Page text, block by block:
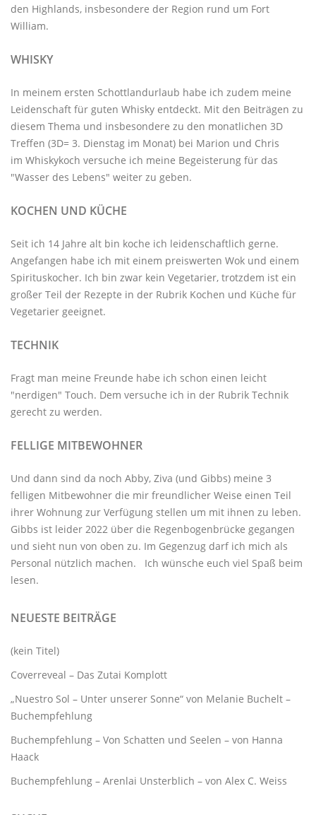
den Highlands, insbesondere der Region rund um Fort
William.
WHISKY
In meinem ersten Schottlandurlaub habe ich zudem meine
Leidenschaft für guten Whisky entdeckt. Mit den Beiträgen zu
diesem Thema und insbesondere zu den monatlichen 3D
Treffen (3D= 3. Dienstag im Monat) bei Marion und Chris
im Whiskykoch versuche ich meine Begeisterung für das
"Wasser des Lebens" weiter zu geben.
KOCHEN UND KÜCHE
Seit ich 14 Jahre alt bin koche ich leidenschaftlich gerne.
Angefangen habe ich mit einem preiswerten Wok und einem
Spirituskocher. Ich bin zwar kein Vegetarier, trotzdem ist ein
großer Teil der Rezepte in der Rubrik Kochen und Küche für
Vegetarier geeignet.
TECHNIK
Fragt man meine Freunde habe ich schon einen leicht
"nerdigen" Touch. Dem versuche ich in der Rubrik Technik
gerecht zu werden.
FELLIGE MITBEWOHNER
Und dann sind da noch Abby, Ziva (und Gibbs) meine 3
felligen Mitbewohner die mir freundlicher Weise einen Teil
ihrer Wohnung zur Verfügung stellen um mit ihnen zu leben.
Gibbs ist leider 2022 über die Regenbogenbrücke gegangen
und sieht nun von oben zu. Im Gegenzug darf ich mich als
Personal nützlich machen. Ich wünsche euch viel Spaß beim
lesen.
NEUESTE BEITRÄGE
(kein Titel)
Coverreveal – Das Zutai Komplott
„Nuestro Sol – Unter unserer Sonne“ von Melanie Buchelt –
Buchempfehlung
Buchempfehlung – Von Schatten und Seelen – von Hanna
Haack
Buchempfehlung – Arenlai Unsterblich – von Alex C. Weiss